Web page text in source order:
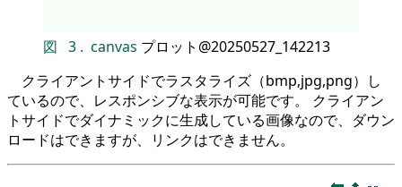
図 3 . canvas プロット@20250527_142213
クライアントサイドでラスタライズ（bmp,jpg,png）し
ているので、レスポンシブな表示が可能です。 クライアン
トサイドでダイナミックに生成している画像なので、ダウン
ロードはできますが、リンクはできません。